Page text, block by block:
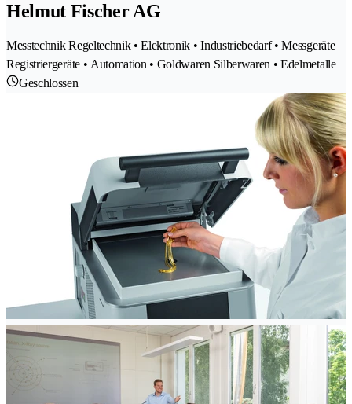
Helmut Fischer AG
Messtechnik Regeltechnik • Elektronik • Industriebedarf • Messgeräte
Registriergeräte • Automation • Goldwaren Silberwaren • Edelmetalle
Geschlossen